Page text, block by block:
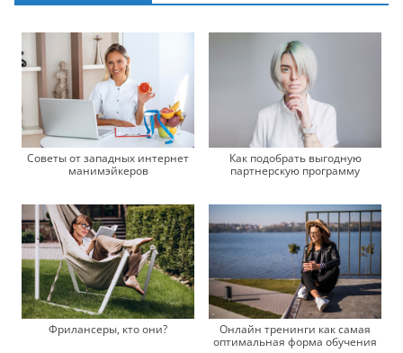
Советы от западных интернет
манимэйкеров
Как подобрать выгодную
партнерскую программу
Фрилансеры, кто они?
Онлайн тренинги как самая
оптимальная форма обучения